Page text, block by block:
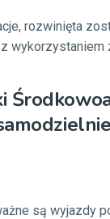
rozwinięta
wykorzystaniem
są